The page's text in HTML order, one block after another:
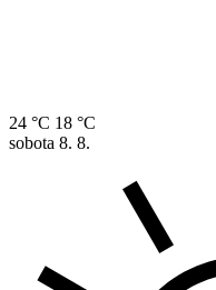
24 °C 18 °C
sobota 8. 8.